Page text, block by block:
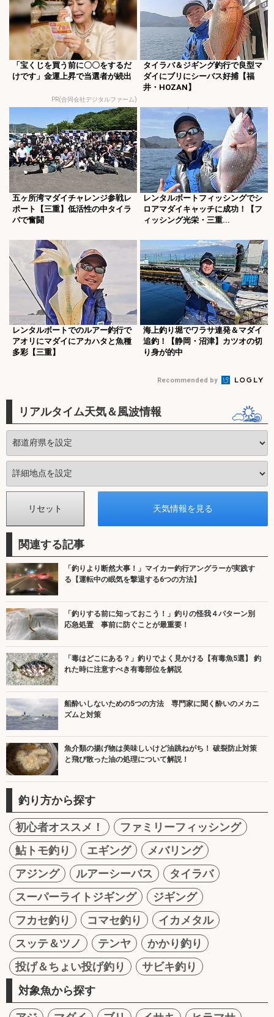
「宝くじを買う前に〇〇をするだ
けです」金運上昇で当選者が続出
PR(合同会社デジタルファーム)
タイラバ＆ジギング釣行で良型マ
ダイにブリにシーバス好捕【福
井・HOZAN】
五ヶ所湾マダイチャレンジ参戦レ
ポート【三重】低活性の中タイラ
バで奮闘
レンタルボートフィッシングでシ
ロアマダイキャッチに成功！【フ
ィッシング光栄・三重...
レンタルボートでのルアー釣行で
アオリにマダイにアカハタと魚種
多彩【三重】
海上釣り堀でワラサ連発＆マダイ
追釣！【静岡・沼津】カツオの切
り身が的中
Recommended by
リアルタイム天気＆風波情報
関連する記事
「釣りより断然大事！」マイカー釣行アングラーが実践す
る【運転中の眠気を撃退する6つの方法】
「釣りする前に知っておこう！」釣りの怪我４パターン別
応急処置 事前に防ぐことが最重要！
「毒はどこにある？」釣りでよく見かける【有毒魚5選】 釣
れた時に注意すべき有毒部位を解説
船酔いしないための5つの方法 専門家に聞く酔いのメカニ
ズムと対策
魚介類の揚げ物は美味しいけど油跳ねがち！ 破裂防止対策
と飛び散った油の処理について解説！
釣り方から探す
初心者オススメ！
ファミリーフィッシング
鮎トモ釣り
エギング
メバリング
アジング
ルアーシーバス
タイラバ
スーパーライトジギング
ジギング
フカセ釣り
コマセ釣り
イカメタル
スッテ＆ツノ
テンヤ
かかり釣り
投げ＆ちょい投げ釣り
サビキ釣り
対象魚から探す